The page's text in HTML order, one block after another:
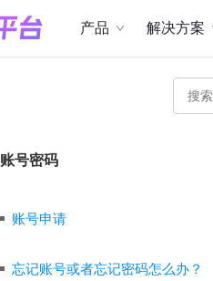
产品 解决方案
账号密码
账号申请
忘记账号或者忘记密码怎么办？